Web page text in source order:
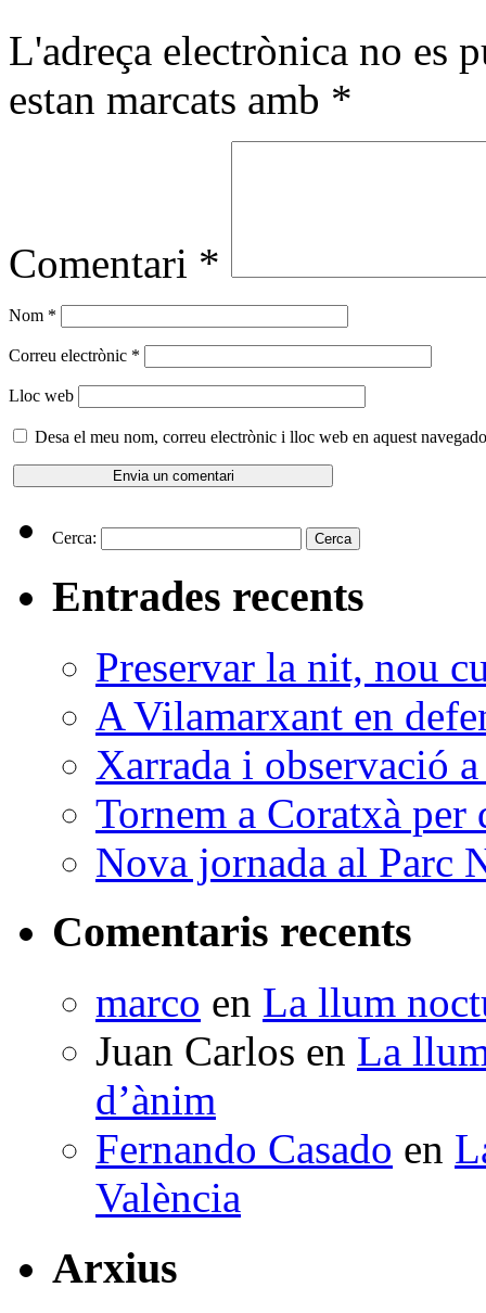
L'adreça electrònica no es
estan marcats amb *
Comentari *
Nom *
Correu electrònic *
Lloc web
Desa el meu nom, correu electrònic i lloc web en aquest
Cerca:
Entrades recents
Preservar la nit, nou
A Vilamarxant en
Xarrada i observació
Tornem a Coratxà per
Nova jornada al Parc
Comentaris recents
marco en La llum
Juan Carlos en La
d’ànim
Fernando Casado en
València
Arxius